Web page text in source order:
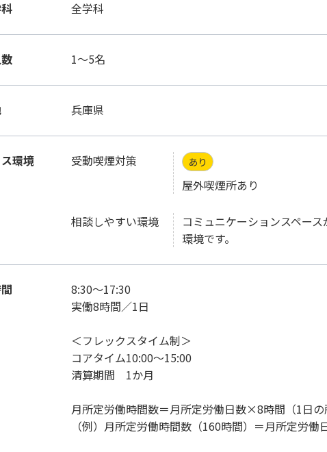
全学科
1～5名
兵庫県
環境 受動喫煙対策 あり
屋外喫煙所あり
相談しやすい環境
コミュニケーションスペー
環境です。
8:30～17:30
実働8時間／1日
＜フレックスタイム制＞
コアタイム10:00～15:00
清算期間 1か月
月所定労働時間数＝月所定労働日数×8時間（1日の
（例）月所定労働時間数（160時間）＝月所定労